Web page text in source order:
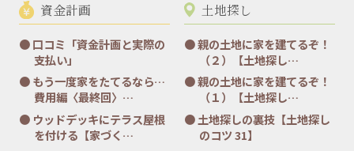
資金計画
口コミ「資金計画と実際の
支払い」
もう一度家をたてるなら…
費用編〈最終回〉…
ウッドデッキにテラス屋根
を付ける【家づく…
土地探し
親の土地に家を建てるぞ！
（２）【土地探し…
親の土地に家を建てるぞ！
（１）【土地探し…
土地探しの裏技【土地探し
のコツ 31】